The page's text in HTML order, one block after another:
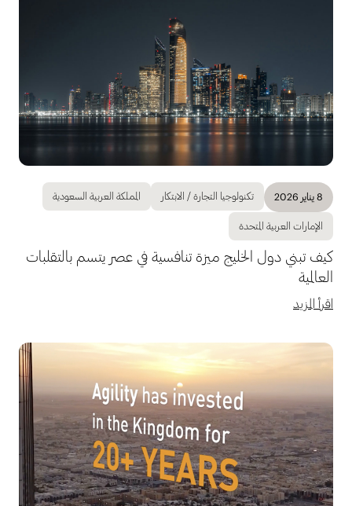
8 يناير 2026 تكنولوجيا التجارة / الابتكار المملكة العربية السعودية
الإمارات العربية المتحدة
كيف تبني دول الخليج ميزة تنافسية في عصر يتسم بالتقلبات
العالمية
اقرأ المزيد